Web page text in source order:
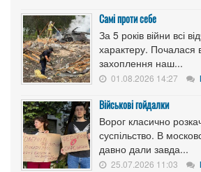
Самі проти себе
За 5 років війни всі
характеру. Почалася
захоплення наш...
01.08.2026 14:27
Військові гойдалки
Ворог класично
суспільство. В
давно дали завда...
25.07.2026 11:03